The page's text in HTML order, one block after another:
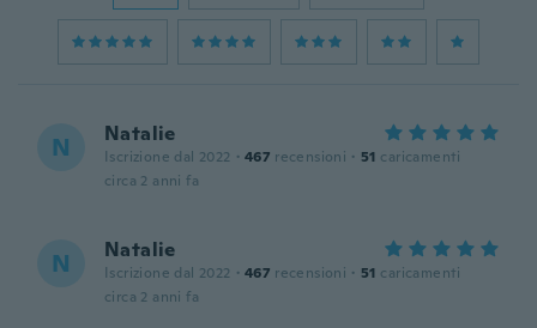
N Natalie
Iscrizione dal 2022 · 467 recensioni · 51 caricamenti
circa 2 anni fa
N Natalie
Iscrizione dal 2022 · 467 recensioni · 51 caricamenti
circa 2 anni fa